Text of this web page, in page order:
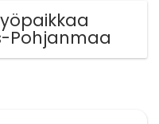
Pohjanmaa